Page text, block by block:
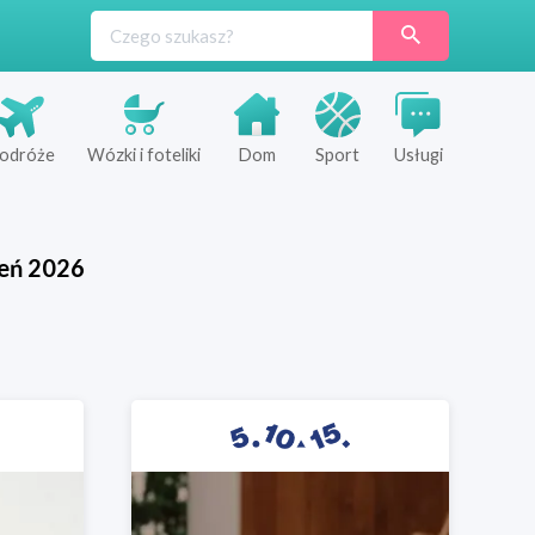
Wózki i foteliki Dom Sport Usługi
2026